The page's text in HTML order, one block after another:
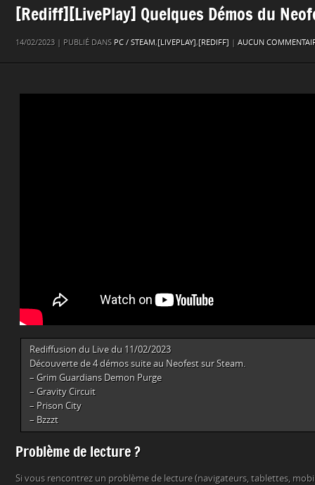
[Rediff][LivePlay] Quelques Démos du
14/02/2023 | PUBLIÉ DANS PC / STEAM,[LIVEPLAY],[REDIFF] AUCUN
Rediffusion du Live du 11/02/2023
Découverte de 4 démos suite au Neofest sur Steam.
– Grim Guardians Demon Purge
– Gravity Circuit
– Prison City
– Bzzzt
Problème de lecture ?
Si vous rencontrez un problème de lecture (navigateurs, tablettes,